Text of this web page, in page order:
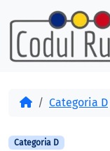
Skip to content
Skip to footer
AcasăCategoria D
Categoria D